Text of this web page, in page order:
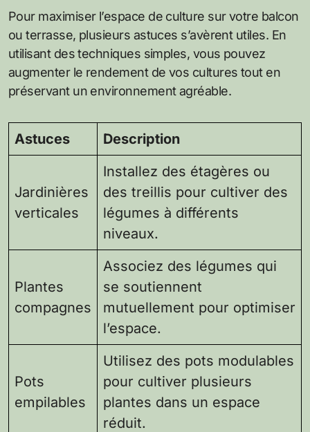
Pour maximiser l’espace de culture sur votre balcon
ou terrasse, plusieurs astuces s’avèrent utiles. En
utilisant des techniques simples, vous pouvez
augmenter le rendement de vos cultures tout en
préservant un environnement agréable.
Astuces Description
Jardinières
verticales
Installez des étagères ou
des treillis pour cultiver des
légumes à différents
niveaux.
Plantes
compagnes
Associez des légumes qui
se soutiennent
mutuellement pour optimiser
l’espace.
Pots
empilables
Utilisez des pots modulables
pour cultiver plusieurs
plantes dans un espace
réduit.